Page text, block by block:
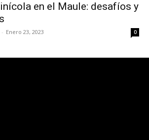
en el Maule: desafíos y
- Enero 23, 2023 0